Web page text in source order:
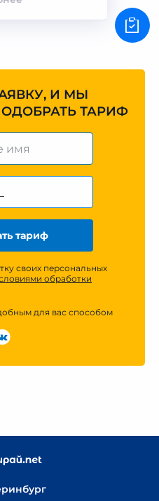
И МЫ
ТАРИФ
тариф
своих персональных
обработки
для вас способом